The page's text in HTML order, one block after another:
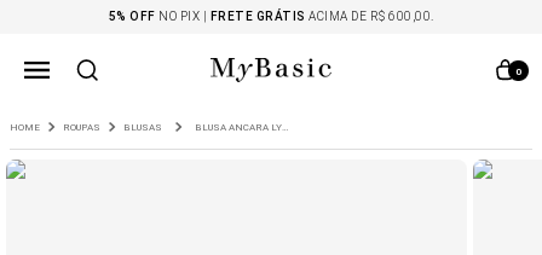
5% OFF NO PIX | FRETE GRÁTIS ACIMA DE R$ 600,00.
0
ROUPAS BLUSAS BLUSA ANCARA LYOCELL MARINHO